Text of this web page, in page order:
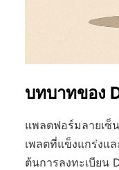
บทบาทของ
แพลตฟอร์มลายเซ็
เพลตที่แข็งแกร่งแ
ต้นการลงทะเบียน